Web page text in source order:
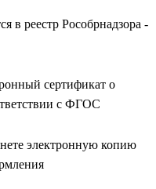
в реестр Рособрнадзора -
сертификат о
с ФГОС
электронную копию